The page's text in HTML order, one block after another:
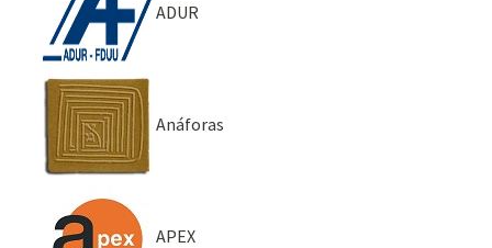
ADUR
Anáforas
APEX